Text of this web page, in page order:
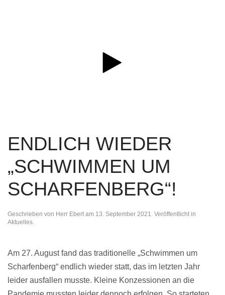
ENDLICH WIEDER
„SCHWIMMEN UM
SCHARFENBERG“!
Geschrieben von Herr Ebertam 13. September 2021. Veröffentlicht in
Aktuelles.
Am 27. August fand das traditionelle „Schwimmen um
Scharfenberg“ endlich wieder statt, das im letzten Jahr
leider ausfallen musste. Kleine Konzessionen an die